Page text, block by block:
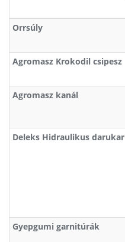
Orrsúly
Agromasz Krokodil csipesz
Agromasz kanál
Deleks Hidraulikus darukar
Gyepgumi garnitúrák